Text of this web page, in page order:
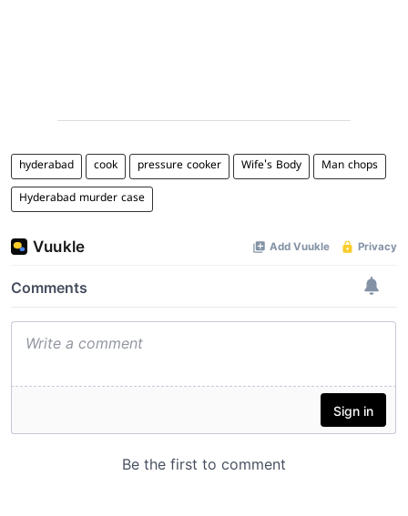
hyderabad cook pressure cooker Wife's Body Man chops
Hyderabad murder case